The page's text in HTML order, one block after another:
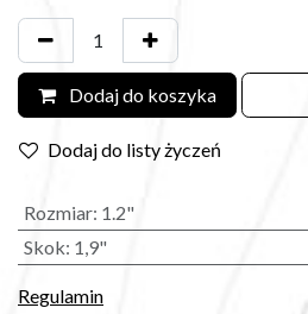
Dodaj do koszyka
Dodaj do listy życzeń
Rozmiar: 1.2"
Skok: 1,9"
Regulamin